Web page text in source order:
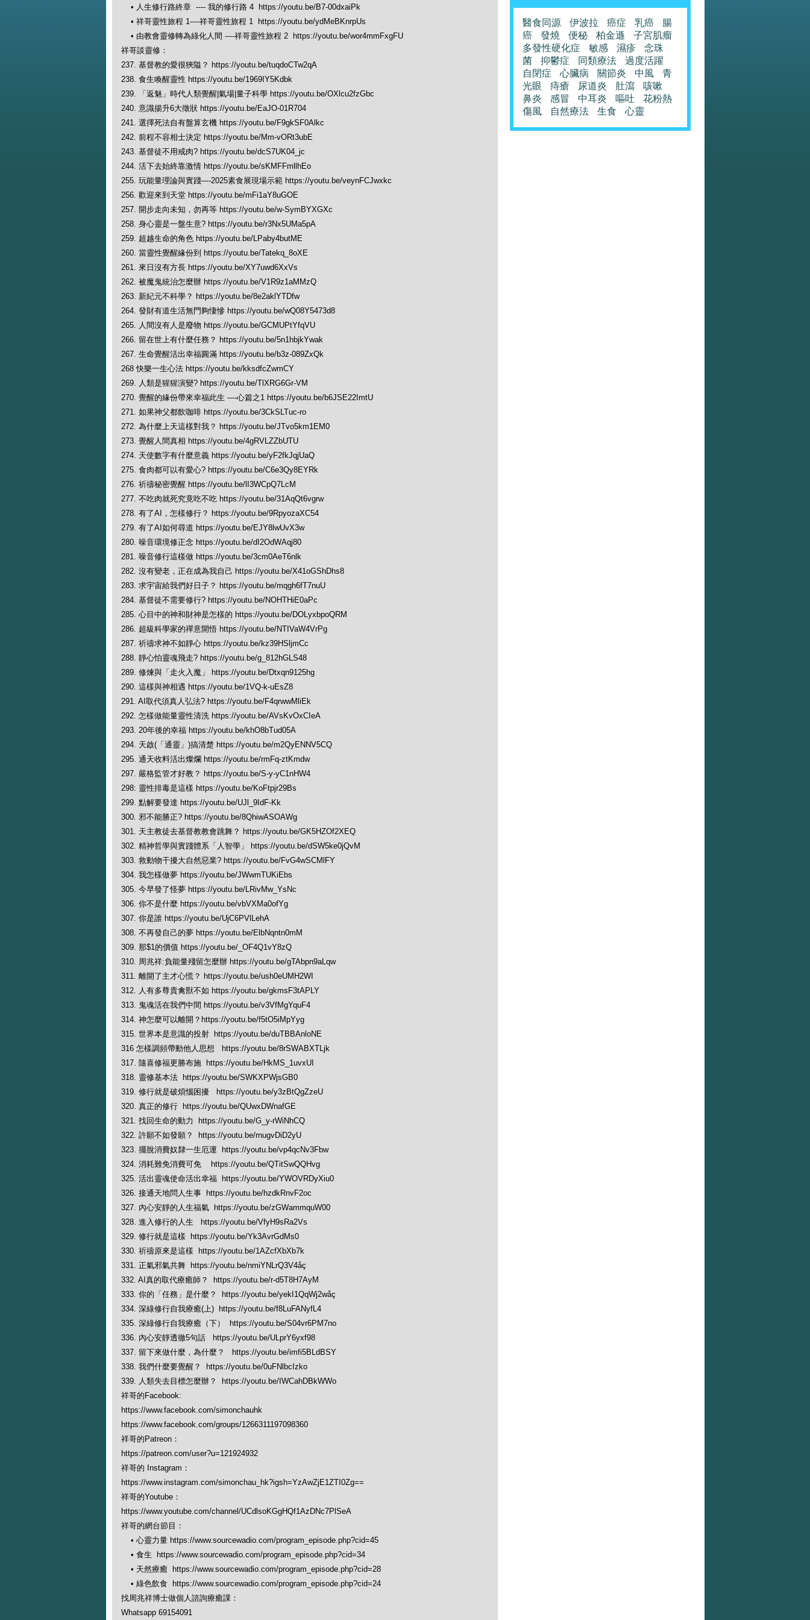
• 人生修行路終章 ---- 我的修行路 4 https://youtu.be/B7-00dxaiPk
• 祥哥靈性旅程 1----祥哥靈性旅程 1 https://youtu.be/ydMeBKnrpUs
• 由教會靈修轉為綠化人間 ----祥哥靈性旅程 2 https://youtu.be/wor4mmFxgFU
祥哥談靈修：
237. 基督教的愛很狹隘？ https://youtu.be/tuqdoCTw2qA
238. 食生喚醒靈性 https://youtu.be/1969IY5Kdbk
239. 「返魅」時代人類覺醒|氣場|量子科學 https://youtu.be/OXlcu2fzGbc
240. 意識揚升6大徵狀 https://youtu.be/EaJO-01R704
241. 選擇死法自有盤算玄機 https://youtu.be/F9gkSF0Alkc
242. 前程不容相士決定 https://youtu.be/Mm-vORt3ubE
243. 基督徒不用戒肉? https://youtu.be/dcS7UK04_jc
244. 活下去始終靠激情 https://youtu.be/sKMFFmllhEo
255. 玩能量理論與實踐----2025素食展現場示範 https://youtu.be/veynFCJwxkc
256. 歡迎來到天堂 https://youtu.be/mFi1aY8uGOE
257. 開步走向未知，勿再等 https://youtu.be/w-SymBYXGXc
258. 身心靈是一盤生意? https://youtu.be/r3Nx5UMa5pA
259. 超越生命的角色 https://youtu.be/LPaby4butME
260. 當靈性覺醒緣份到 https://youtu.be/Tatekq_8oXE
261. 來日沒有方長 https://youtu.be/XY7uwd6XxVs
262. 被魔鬼統治怎麼辦 https://youtu.be/V1R9z1aMMzQ
263. 新紀元不科學？ https://youtu.be/8e2aklYTDfw
264. 發財有道生活無門夠悽慘 https://youtu.be/wQ08Y5473d8
265. 人間沒有人是廢物 https://youtu.be/GCMUPtYfqVU
266. 留在世上有什麼任務？ https://youtu.be/5n1hbjkYwak
267. 生命覺醒活出幸福圓滿 https://youtu.be/b3z-089ZxQk
268 快樂一生心法 https://youtu.be/kksdfcZwmCY
269. 人類是猩猩演變? https://youtu.be/TlXRG6Gr-VM
270. 覺醒的緣份帶來幸福此生 ----心篇之1 https://youtu.be/b6JSE22ImtU
271. 如果神父都飲咖啡 https://youtu.be/3CkSLTuc-ro
272. 為什麼上天這樣對我？ https://youtu.be/JTvo5km1EM0
273. 覺醒人間真相 https://youtu.be/4gRVLZZbUTU
274. 天使數字有什麼意義 https://youtu.be/yF2fkJqjUaQ
275. 食肉都可以有愛心? https://youtu.be/C6e3Qy8EYRk
276. 祈禱秘密覺醒 https://youtu.be/lI3WCpQ7LcM
277. 不吃肉就死究竟吃不吃 https://youtu.be/31AqQt6vgrw
278. 有了AI，怎樣修行？ https://youtu.be/9RpyozaXC54
279. 有了AI如何尋道 https://youtu.be/EJY8lwUvX3w
280. 噪音環境修正念 https://youtu.be/dI2OdWAqj80
281. 噪音修行這樣做 https://youtu.be/3cm0AeT6nlk
282. 沒有變老，正在成為我自己 https://youtu.be/X41oGShDhs8
283. 求宇宙給我們好日子？ https://youtu.be/mqgh6fT7nuU
284. 基督徒不需要修行? https://youtu.be/NOHTHiE0aPc
285. 心目中的神和財神是怎樣的 https://youtu.be/DOLyxbpoQRM
286. 超級科學家的禪意開悟 https://youtu.be/NTIVaW4VrPg
287. 祈禱求神不如靜心 https://youtu.be/kz39HSljmCc
288. 靜心怕靈魂飛走? https://youtu.be/g_812hGLS48
289. 修煉與「走火入魔」 https://youtu.be/Dtxqn9125hg
290. 這樣與神相遇 https://youtu.be/1VQ-k-uEsZ8
291. AI取代須真人弘法? https://youtu.be/F4qrwwMliEk
292. 怎樣做能量靈性清洗 https://youtu.be/AVsKvOxCIeA
293. 20年後的幸福 https://youtu.be/khO8bTud05A
294. 天啟(「通靈」)搞清楚 https://youtu.be/m2QyENNV5CQ
295. 通天收料活出燦爛 https://youtu.be/rmFq-ztKmdw
297. 嚴格監管才好教？ https://youtu.be/S-y-yC1nHW4
298: 靈性排毒是這樣 https://youtu.be/KoFtpjr29Bs
299. 點解要發達 https://youtu.be/UJl_9IdF-Kk
300. 邪不能勝正? https://youtu.be/8QhiwASOAWg
301. 天主教徒去基督教教會跳舞？ https://youtu.be/GK5HZOf2XEQ
302. 精神哲學與實踐體系「人智學」 https://youtu.be/dSW5ke0jQvM
303. 救動物干擾大自然惡業? https://youtu.be/FvG4wSCMlFY
304. 我怎樣做夢 https://youtu.be/JWwmTUKiEbs
305. 今早發了怪夢 https://youtu.be/LRivMw_YsNc
306. 你不是什麼 https://youtu.be/vbVXMa0ofYg
307. 你是誰 https://youtu.be/UjC6PVlLehA
308. 不再發自己的夢 https://youtu.be/ElbNqntn0mM
309. 那$1的價值 https://youtu.be/_OF4Q1vY8zQ
310. 周兆祥:負能量殘留怎麼辦 https://youtu.be/gTAbpn9aLqw
311. 離開了主才心慌？ https://youtu.be/ush0eUMH2WI
312. 人有多尊貴禽獸不如 https://youtu.be/gkmsF3tAPLY
313. 鬼魂活在我們中間 https://youtu.be/v3VfMgYquF4
314. 神怎麼可以離開？https://youtu.be/f5tO5iMpYyg
315. 世界本是意識的投射 https://youtu.be/duTBBAnloNE
316 怎樣調頻帶動他人思想 https://youtu.be/8rSWABXTLjk
317. 隨喜修福更勝布施 https://youtu.be/HkMS_1uvxUI
318. 靈修基本法 https://youtu.be/SWKXPWjsGB0
319. 修行就是破煩惱困擾 https://youtu.be/y3zBtQgZzeU
320. 真正的修行 https://youtu.be/QUwxDWnafGE
321. 找回生命的動力 https://youtu.be/G_y-rWiNhCQ
322. 許願不如發願？ https://youtu.be/rnugvDiD2yU
323. 擺脫消費奴隸一生厄運 https://youtu.be/vp4qcNv3Fbw
324. 消耗難免消費可免 https://youtu.be/QTitSwQQHvg
325. 活出靈魂使命活出幸福 https://youtu.be/YWOVRDyXiu0
326. 接通天地問人生事 https://youtu.be/hzdkRnvF2oc
327. 內心安靜的人生福氣 https://youtu.be/zGWammquW00
328. 進入修行的人生 https://youtu.be/VfyH9sRa2Vs
329. 修行就是這樣 https://youtu.be/Yk3AvrGdMs0
330. 祈禱原來是這樣 https://youtu.be/1AZcfXbXb7k
331. 正氣邪氣共舞 https://youtu.be/nmiYNLrQ3V4åç
332. AI真的取代療癒師？ https://youtu.be/r-d5T8H7AyM
333. 你的「任務」是什麼？ https://youtu.be/yekI1QqWj2wåç
334. 深綠修行自我療癒(上) https://youtu.be/f8LuFANyfL4
335. 深綠修行自我療癒（下） https://youtu.be/S04vr6PM7no
336. 內心安靜透徹5句話 https://youtu.be/ULprY6yxf98
337. 留下來做什麼，為什麼？ https://youtu.be/imfi5BLdBSY
338. 我們什麼要覺醒？ https://youtu.be/0uFNlbcIzko
339. 人類失去目標怎麼辦？ https://youtu.be/IWCahDBkWWo
祥哥的Facebook:
https://www.facebook.com/simonchauhk
https://www.facebook.com/groups/1266311197098360
祥哥的Patreon：
https://patreon.com/user?u=121924932
祥哥的 Instagram：
https://www.instagram.com/simonchau_hk?igsh=YzAwZjE1ZTI0Zg==
祥哥的Youtube：
https://www.youtube.com/channel/UCdlsoKGgHQf1AzDNc7PlSeA
祥哥的網台節目：
• 心靈力量 https://www.sourcewadio.com/program_episode.php?cid=45
• 食生 https://www.sourcewadio.com/program_episode.php?cid=34
• 天然療癒 https://www.sourcewadio.com/program_episode.php?cid=28
• 綠色飲食 https://www.sourcewadio.com/program_episode.php?cid=24
找周兆祥博士做個人諮詢療癒課：
Whatsapp 69154091
醫食同源 伊波拉 癌症 乳癌
腸
癌
發燒 便秘 柏金遜
子宮肌瘤
多發性硬化症
敏感 濕疹
念珠
菌
抑鬱症 同類療法
過度活躍
自閉症
心臟病 關節炎 中風
青
光眼
痔瘡 尿道炎 肚瀉
咳嗽
鼻炎
感冒 中耳炎 嘔吐
花粉熱
傷風
自然療法 生食 心靈